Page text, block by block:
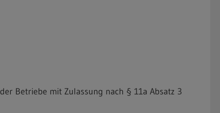
Betriebe mit Zulassung nach § 11a Absatz 3